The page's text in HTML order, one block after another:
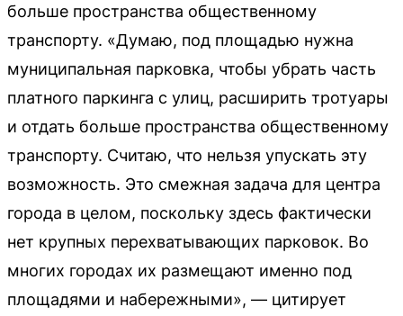
больше пространства общественному
транспорту. «Думаю, под площадью нужна
муниципальная парковка, чтобы убрать часть
платного паркинга с улиц, расширить тротуары
и отдать больше пространства общественному
транспорту. Считаю, что нельзя упускать эту
возможность. Это смежная задача для центра
города в целом, поскольку здесь фактически
нет крупных перехватывающих парковок. Во
многих городах их размещают именно под
площадями и набережными», — цитирует